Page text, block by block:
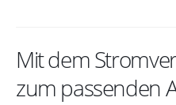
Mit dem
zum passenden